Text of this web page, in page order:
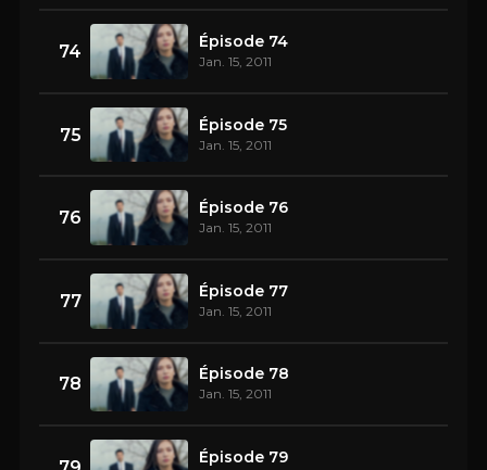
74 Épisode 74
Jan. 15, 2011
75 Épisode 75
Jan. 15, 2011
76 Épisode 76
Jan. 15, 2011
77 Épisode 77
Jan. 15, 2011
78 Épisode 78
Jan. 15, 2011
Épisode 79